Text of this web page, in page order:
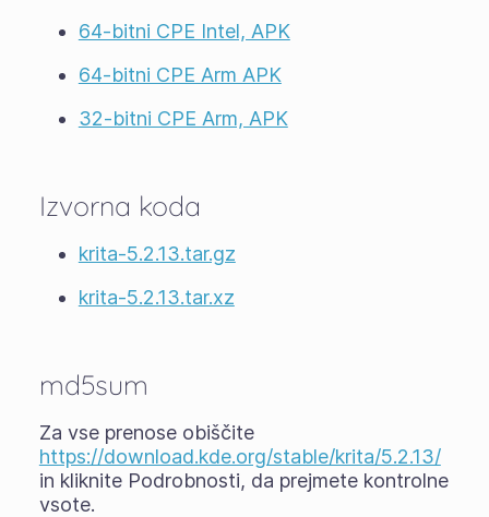
64-bitni CPE Intel, APK
64-bitni CPE Arm APK
32-bitni CPE Arm, APK
Izvorna koda
krita-5.2.13.tar.gz
krita-5.2.13.tar.xz
md5sum
Za vse prenose obiščite
https://download.kde.org/stable/krita/5.2.13/
in kliknite Podrobnosti, da prejmete kontrolne
vsote.